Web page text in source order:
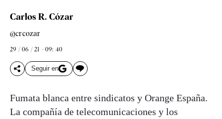
Carlos R. Cózar
@crcozar
29 / 06 / 21 - 09: 40
Seguir en
Fumata blanca entre sindicatos y Orange España.
La compañía de telecomunicaciones y los